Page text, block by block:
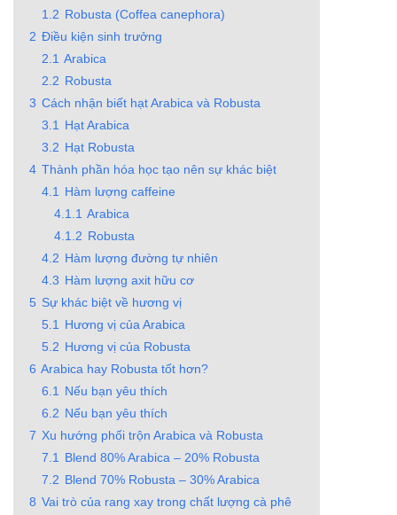
1.2 Robusta (Coffea canephora)
2 Điều kiện sinh trưởng
2.1 Arabica
2.2 Robusta
3 Cách nhận biết hạt Arabica và Robusta
3.1
Hạt Arabica
3.2 Hạt Robusta
4 Thành phần hóa học tạo nên sự khác biệt
4.1
Hàm lượng caffeine
4.1.1 Arabica
4.1.2 Robusta
4.2 Hàm lượng đường tự nhiên
4.3 Hàm lượng axit hữu cơ
5 Sự khác biệt về hương vị
5.1
Hương vị của Arabica
5.2 Hương vị của Robusta
6 Arabica hay Robusta tốt hơn?
6.1
Nếu bạn yêu thích
6.2 Nếu bạn yêu thích
7 Xu hướng phối trộn Arabica và Robusta
7.1
Blend 80% Arabica – 20% Robusta
7.2 Blend 70% Robusta – 30% Arabica
8 Vai trò của rang xay trong chất lượng cà phê